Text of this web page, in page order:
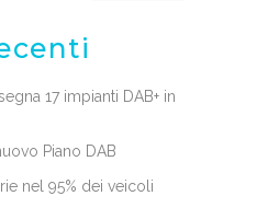
17 impianti DAB+ in
Piano DAB
nel 95% dei veicoli